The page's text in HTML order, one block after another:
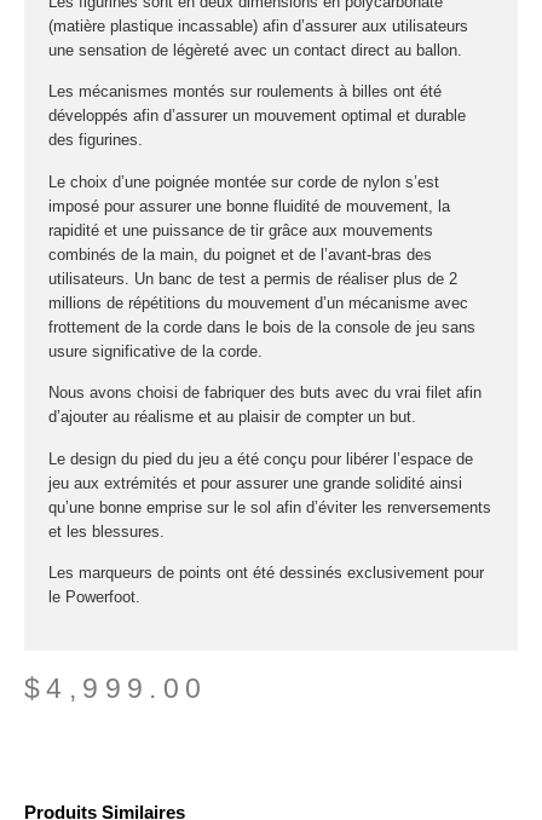
(matière plastique incassable) afin d’assurer aux utilisateurs
une sensation de légèreté avec un contact direct au ballon.
Les mécanismes montés sur roulements à billes ont été
développés afin d’assurer un mouvement optimal et durable
des figurines.
Le choix d’une poignée montée sur corde de nylon s’est
imposé pour assurer une bonne fluidité de mouvement, la
rapidité et une puissance de tir grâce aux mouvements
combinés de la main, du poignet et de l’avant-bras des
utilisateurs. Un banc de test a permis de réaliser plus de 2
millions de répétitions du mouvement d’un mécanisme avec
frottement de la corde dans le bois de la console de jeu sans
usure significative de la corde.
Nous avons choisi de fabriquer des buts avec du vrai filet afin
d’ajouter au réalisme et au plaisir de compter un but.
Le design du pied du jeu a été conçu pour libérer l’espace de
jeu aux extrémités et pour assurer une grande solidité ainsi
qu’une bonne emprise sur le sol afin d’éviter les renversements
et les blessures.
Les marqueurs de points ont été dessinés exclusivement pour
le Powerfoot.
$4,999.00
Produits Similaires